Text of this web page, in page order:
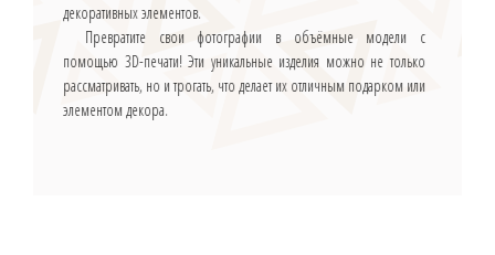
декоративных элементов.
Превратите свои фотографии в объёмные модели с
помощью 3D-печати! Эти уникальные изделия можно не только
рассматривать, но и трогать, что делает их отличным подарком или
элементом декора.